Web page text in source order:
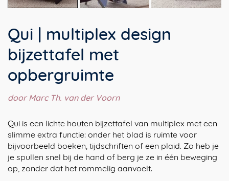
Qui | multiplex design
bijzettafel met
opbergruimte
door Marc Th. van der Voorn
Qui is een lichte houten bijzettafel van multiplex met een
slimme extra functie: onder het blad is ruimte voor
bijvoorbeeld boeken, tijdschriften of een plaid. Zo heb je
je spullen snel bij de hand of berg je ze in één beweging
op, zonder dat het rommelig aanvoelt.